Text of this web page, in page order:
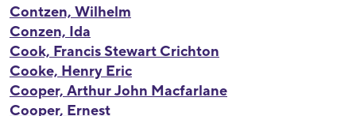
Contzen, Wilhelm
Conzen, Ida
Cook, Francis Stewart Crichton
Cooke, Henry Eric
Cooper, Arthur John Macfarlane
Cooper, Ernest